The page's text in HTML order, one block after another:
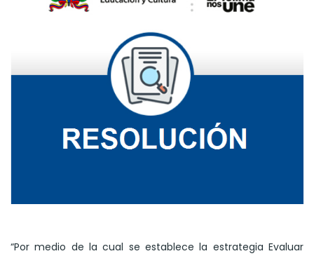
“Por medio de la cual se establece la estrategia Evaluar